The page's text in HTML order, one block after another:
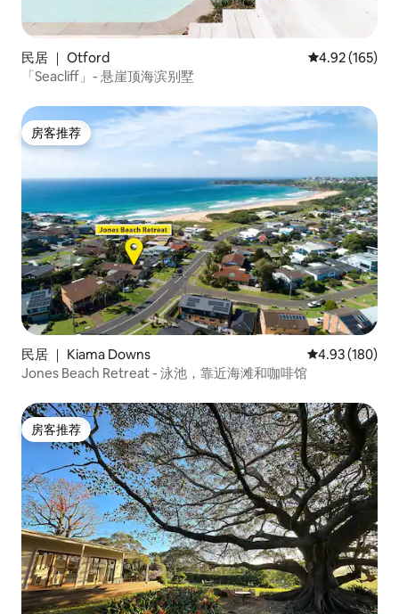
民居 ｜ Otford 平均评分 4.92
4.92 (165)
「Seacliff」- 悬崖顶海滨别墅
房客推荐
房客推荐
民居 ｜ Kiama Downs 平均评分 4.93
4.93 (180)
Jones Beach Retreat - 泳池，靠近海滩和咖啡馆
房客推荐
房客推荐